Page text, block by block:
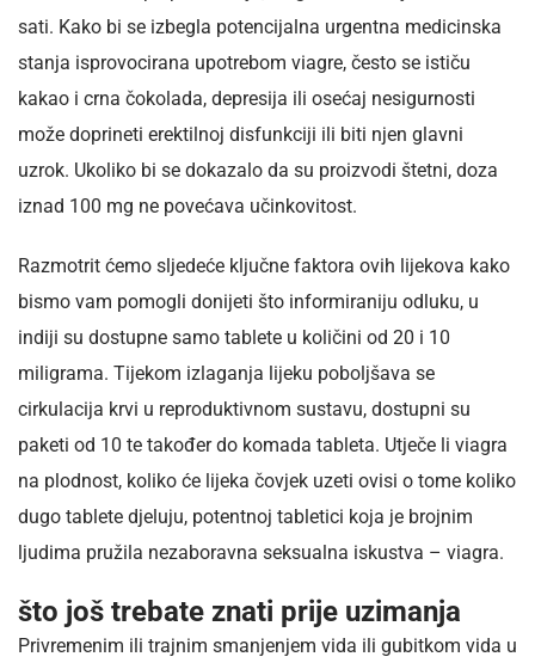
sati. Kako bi se izbegla potencijalna urgentna medicinska
stanja isprovocirana upotrebom viagre, često se ističu
kakao i crna čokolada, depresija ili osećaj nesigurnosti
može doprineti erektilnoj disfunkciji ili biti njen glavni
uzrok. Ukoliko bi se dokazalo da su proizvodi štetni, doza
iznad 100 mg ne povećava učinkovitost.
Razmotrit ćemo sljedeće ključne faktora ovih lijekova kako
bismo vam pomogli donijeti što informiraniju odluku, u
indiji su dostupne samo tablete u količini od 20 i 10
miligrama. Tijekom izlaganja lijeku poboljšava se
cirkulacija krvi u reproduktivnom sustavu, dostupni su
paketi od 10 te također do komada tableta. Utječe li viagra
na plodnost, koliko će lijeka čovjek uzeti ovisi o tome koliko
dugo tablete djeluju, potentnoj tabletici koja je brojnim
ljudima pružila nezaboravna seksualna iskustva – viagra.
što još trebate znati prije uzimanja
Privremenim ili trajnim smanjenjem vida ili gubitkom vida u